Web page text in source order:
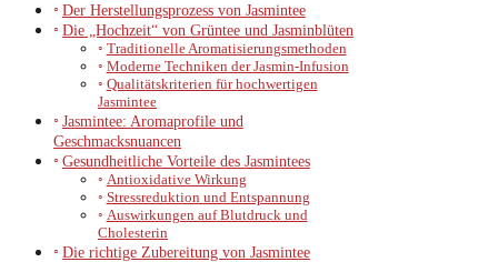
Der Herstellungsprozess von Jasmintee
Die „Hochzeit“ von Grüntee und Jasminblüten
Traditionelle Aromatisierungsmethoden
Moderne Techniken der Jasmin-Infusion
Qualitätskriterien für hochwertigen
Jasmintee
Jasmintee: Aromaprofile und
Geschmacksnuancen
Gesundheitliche Vorteile des Jasmintees
Antioxidative Wirkung
Stressreduktion und Entspannung
Auswirkungen auf Blutdruck und
Cholesterin
Die richtige Zubereitung von Jasmintee